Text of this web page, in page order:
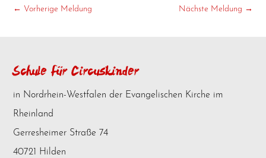
← Vorherige Meldung Nächste Meldung →
Schule für Circuskinder
in Nordrhein-Westfalen der Evangelischen Kirche im
Rheinland
Gerresheimer Straße 74
40721 Hilden